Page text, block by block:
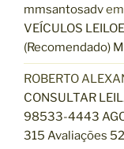
G
E
M
P
O
R
L
E
mmsantosadvem
VEÍCULOS
(Recomendado)
ROBERTO
CONSULTAR
98533-4443
315 Avaliações